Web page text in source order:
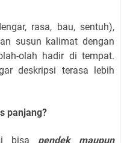
rasa, bau, sentuh),
susun kalimat dengan
olah hadir di tempat.
deskripsi terasa lebih
panjang?
bisa pendek maupun